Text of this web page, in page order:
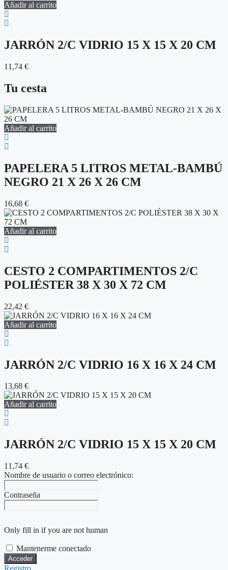
Añadir al carrito
JARRÓN 2/C VIDRIO 15 X 15 X 20 CM
11,74 €
Tu cesta
Añadir al carrito
PAPELERA 5 LITROS METAL-BAMBÚ
NEGRO 21 X 26 X 26 CM
16,68 €
Añadir al carrito
CESTO 2 COMPARTIMENTOS 2/C
POLIÉSTER 38 X 30 X 72 CM
22,42 €
Añadir al carrito
JARRÓN 2/C VIDRIO 16 X 16 X 24 CM
13,68 €
Añadir al carrito
JARRÓN 2/C VIDRIO 15 X 15 X 20 CM
11,74 €
Nombre de usuario o correo electrónico:
Contraseña
Only fill in if you are not human
Mantenerme conectado